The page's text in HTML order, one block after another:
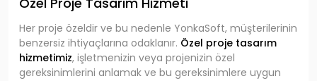
Her proje özeldir ve bu nedenle YonkaSoft, müşterilerinin
benzersiz ihtiyaçlarına odaklanır. Özel proje tasarım
hizmetimiz, işletmenizin veya projenizin özel
gereksinimlerini anlamak ve bu gereksinimlere uygun